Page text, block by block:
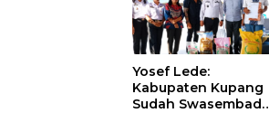
Yosef Lede:
Kabupaten Kupang
Sudah Swasembada